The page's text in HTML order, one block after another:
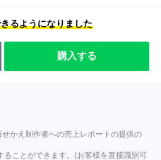
るようになりました
購入する
かえ制作者への売上レポートの提供の
ることができます。(お客様を直接識別可